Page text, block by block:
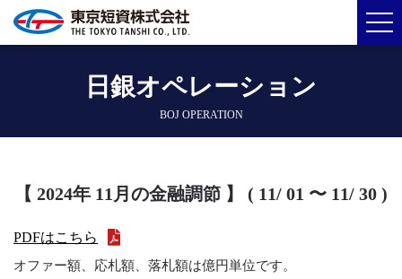
日銀オペレーション
BOJ OPERATION
【 2024年 11月の金融調節 】 ( 11/ 01 〜 11/ 30 )
PDFはこちら
オファー額、応札額、落札額は億円単位です。